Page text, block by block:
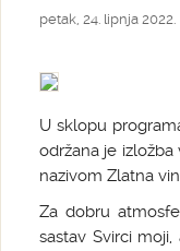
petak, 24. lipnja 2022.
U sklopu
održana je
nazivom Zlatna
Za dobru
sastav Svirci